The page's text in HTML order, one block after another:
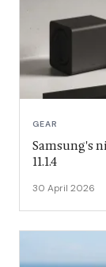
GEAR
Samsung's
11.1.4
30 April 2026